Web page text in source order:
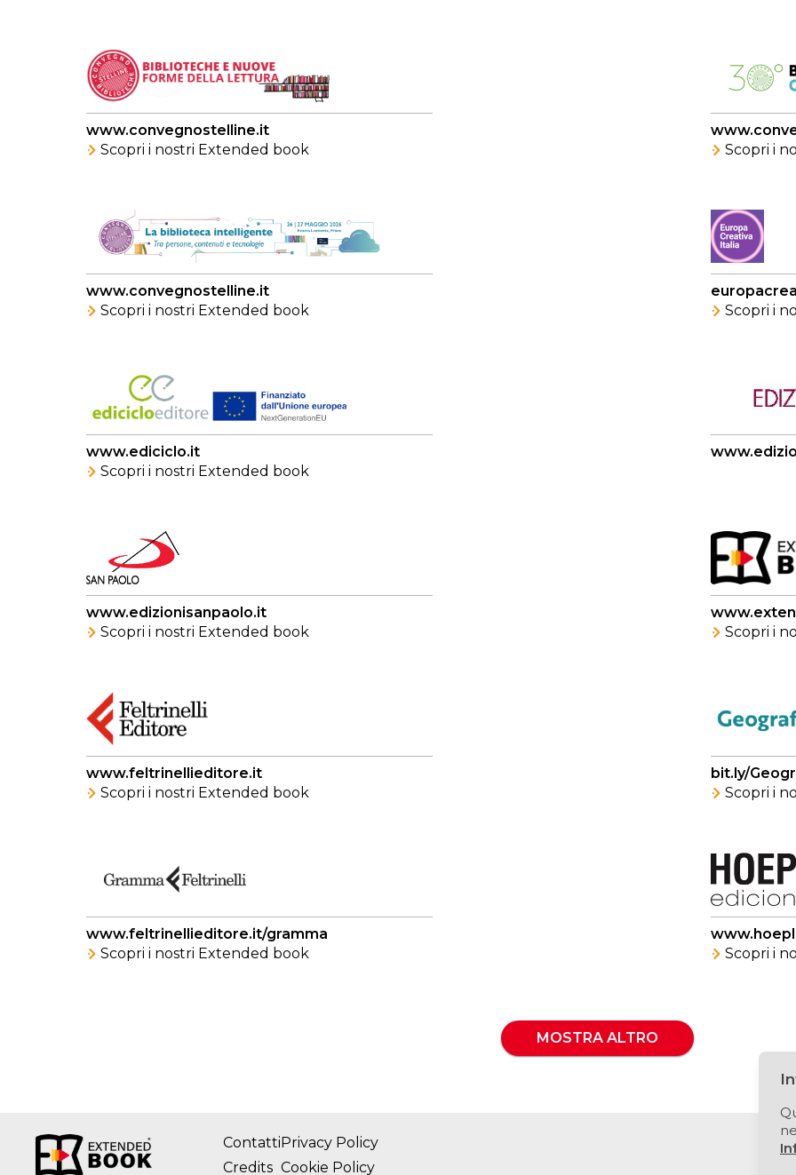
www.convegnostelline.it
Scopri i nostri Extended book
Scopri i
www.convegnostelline.it
Scopri i nostri Extended book
Scopri i
www.ediciclo.it
Scopri i nostri Extended book
www.edizionisanpaolo.it
Scopri i nostri Extended book
Scopri i
www.feltrinellieditore.it
Scopri i nostri Extended book
bit.ly/
Scopri i
www.feltrinellieditore.it/gramma
Scopri i nostri Extended book
Scopri i
MOSTRA ALTRO
Contatti
Credits
Privacy Policy
Cookie Policy